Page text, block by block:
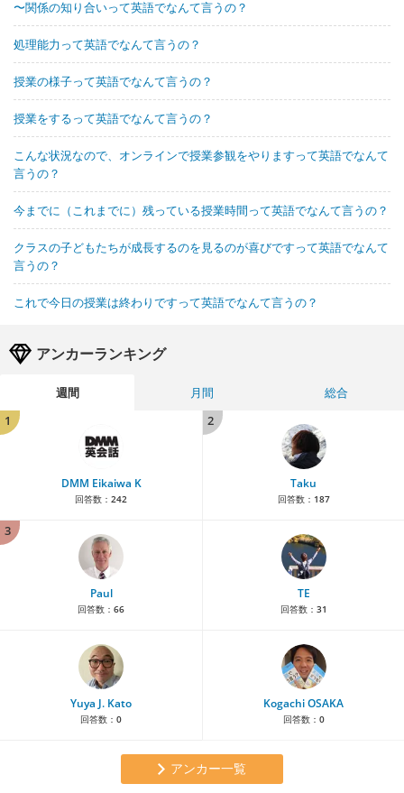
〜関係の知り合いって英語でなんて言うの？
処理能力って英語でなんて言うの？
授業の様子って英語でなんて言うの？
授業をするって英語でなんて言うの？
こんな状況なので、オンラインで授業参観をやりますって英語でなんて
言うの？
今までに（これまでに）残っている授業時間って英語でなんて言うの？
クラスの子どもたちが成長するのを見るのが喜びですって英語でなんて
言うの？
これで今日の授業は終わりですって英語でなんて言うの？
アンカーランキング
週間 月間
総合
1
DMM Eikaiwa K
回答数： 242
2
Taku
回答数： 187
3
Paul
回答数： 66
TE
回答数： 31
Yuya J. Kato
回答数： 0
Kogachi OSAKA
回答数： 0
アンカー一覧